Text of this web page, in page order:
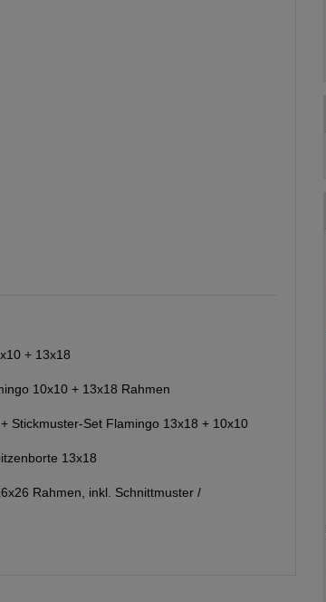
+ 13x18
10x10 + 13x18 Rahmen
Stickmuster-Set Flamingo 13x18 + 10x10
13x18
Rahmen, inkl. Schnittmuster /